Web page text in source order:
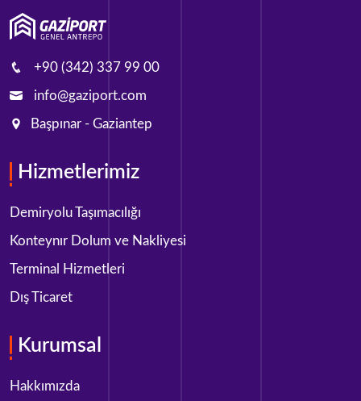
+90 (342) 337 99 00
info@gaziport.com
Başpınar - Gaziantep
Hizmetlerimiz
Demiryolu Taşımacılığı
Konteynır Dolum ve Nakliyesi
Terminal Hizmetleri
Dış Ticaret
Kurumsal
Hakkımızda